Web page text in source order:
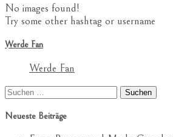
No images found!
Try some other hashtag or username
Werde Fan
Werde Fan
Suchen
Neueste Beiträge